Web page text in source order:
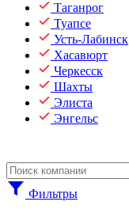
Таганрог
Туапсе
Усть-Лабинск
Хасавюрт
Черкесск
Шахты
Элиста
Энгельс
Фильтры